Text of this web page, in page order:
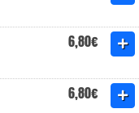
6,80€
6,80€